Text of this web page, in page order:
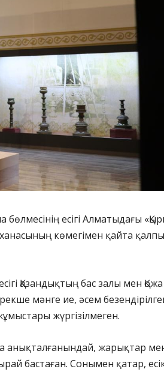
бөлмесінің есігі Алматыдағы
көмегімен қайта
Қазандықтың бас залы мен Қожа
мәнге ие, әсем
жүргізілмеген.
анықталғанындай, жарықтар
бастаған. Сонымен қатар,